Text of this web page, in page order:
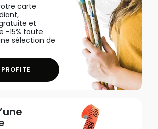
carte
et
-15% toute
sélection de